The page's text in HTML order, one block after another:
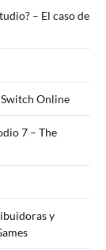
– El caso de
Online
7 – The
y